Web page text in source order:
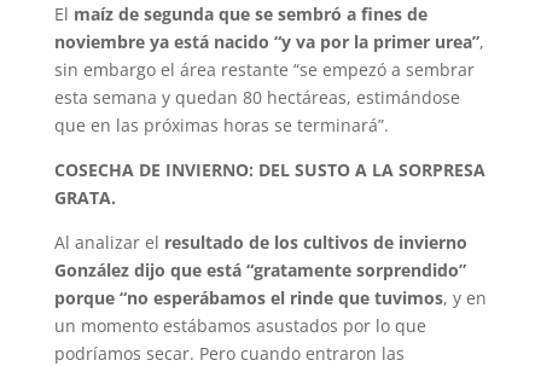
El maíz de segunda que se sembró a fines de
noviembre ya está nacido “y va por la primer urea”,
sin embargo el área restante “se empezó a sembrar
esta semana y quedan 80 hectáreas, estimándose
que en las próximas horas se terminará”.
COSECHA DE INVIERNO: DEL SUSTO A LA SORPRESA
GRATA.
Al analizar el resultado de los cultivos de invierno
González dijo que está “gratamente sorprendido”
porque “no esperábamos el rinde que tuvimos, y en
un momento estábamos asustados por lo que
podríamos secar. Pero cuando entraron las